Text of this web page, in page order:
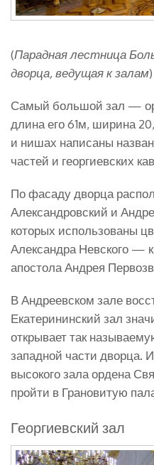
(Парадная лестница
дворца, ведущая к залам)
Самый большой зал —
длина его 61м, ширина
и нишах написаны
частей и георгиевских
По фасаду дворца
Александровский и
которых использованы
Александра Невского —
апостола Андрея
В Андреевском зале
Екатерининский зал
открывает так
западной части дворца.
высокого зала ордена
пройти в Грановитую
Георгиевский зал